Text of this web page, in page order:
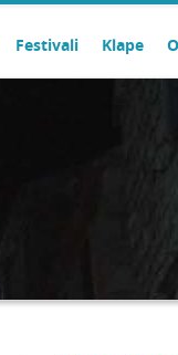
Festivali Klape